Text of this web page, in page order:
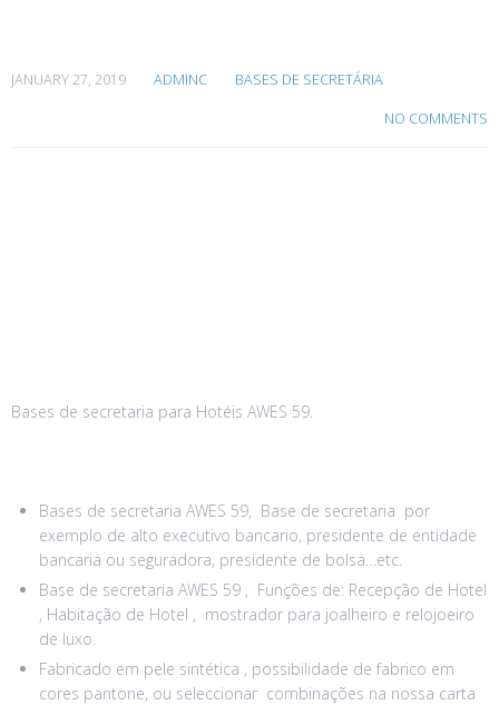
JANUARY 27, 2019 ADMINC BASES DE SECRETÁRIA
NO COMMENTS
Bases de secretaria para Hotéis AWES 59.
Bases de secretaria AWES 59, Base de secretaria por
exemplo de alto executivo bancario, presidente de entidade
bancaria ou seguradora, presidente de bolsa…etc.
Base de secretaria AWES 59 , Funções de: Recepção de Hotel
, Habitação de Hotel , mostrador para joalheiro e relojoeiro
de luxo.
Fabricado em pele sintética , possibilidade de fabrico em
cores pantone, ou seleccionar combinações na nossa carta